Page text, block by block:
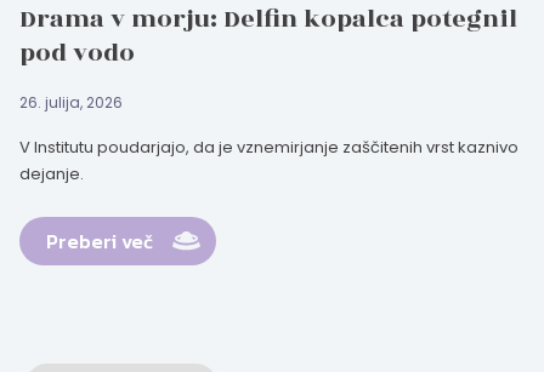
Drama v morju: Delfin kopalca potegnil
pod vodo
26. julija, 2026
V Institutu poudarjajo, da je vznemirjanje zaščitenih vrst kaznivo
dejanje.
Preberi več